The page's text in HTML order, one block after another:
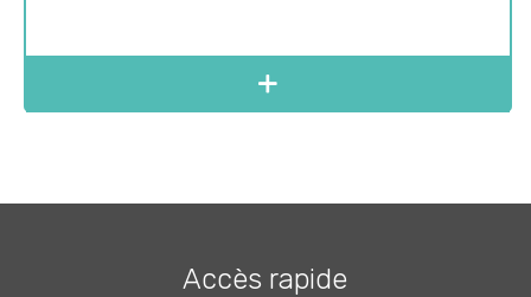
Accès rapide